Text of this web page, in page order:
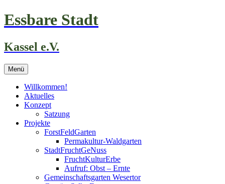
Zum
Inhalt
Essbare Stadt
Kassel e.V.
Menü
Willkommen!
Aktuelles
Konzept
Satzung
Projekte
ForstFeldGarten
Permakultur-Waldgarten
StadtFruchtGeNuss
FruchtKulturErbe
Aufruf: Obst – Ernte
Gemeinschaftsgarten Wesertor